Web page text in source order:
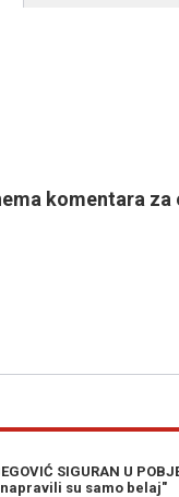
komentara za
SIGURAN U POBJEDU
su samo belaj"